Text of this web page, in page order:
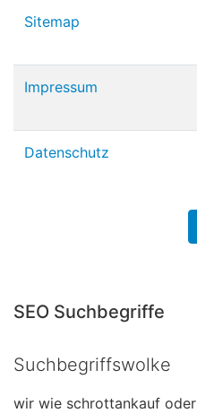
Sitemap
Impressum
Datenschutz
SEO Suchbegriffe
Suchbegriffswolke
wir wie schrottankauf oder